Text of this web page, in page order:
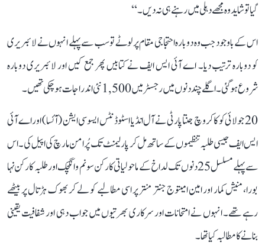
گیا تو شاید وہ مجھے دہلی میں رہنے ہی نہ دیں۔‘‘
اس کے باوجود جب وہ دوبارہ احتجاجی مقام پر لوٹے تو سب سے پہلے انہوں نے لائبریری
کو دوبارہ ترتیب دیا۔ اے آئی ایس ایف نے کتابیں پھر جمع کیں اور لائبریری دوبارہ
شروع ہو گئی۔ اگلے چند دنوں میں رجسٹر میں 1,500 نئی اندراجات ہو چکی تھیں۔
20 جولائی کو کاکروچ جنتا پارٹی نے آل انڈیا اسٹوڈنٹس ایسوسی ایشن (آئسا) اور اے آئی
ایس ایف جیسی طلبہ تنظیموں کے ساتھ مل کر پارلیمنٹ تک پُرامن مارچ کی اپیل کی۔ اس
سے پہلے مسلسل 25 دنوں تک لداخ کے ماحولیاتی کارکن سونم وانگچک اور طلبہ کارکن نہا
بورا، منیش کمار اور امین امیتوج جنتر منتر پر اسی مطالبے کو لے کر بھوک ہڑتال پر بیٹھے
رہے تھے۔ انہوں نے امتحانات اور سرکاری بھرتیوں میں جواب دہی اور شفافیت یقینی
بنانے کا مطالبہ کیا تھا۔